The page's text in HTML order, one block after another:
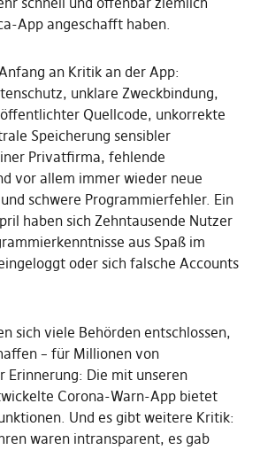
App angeschafft haben.
an Kritik an der App:
unklare Zweckbindung,
Quellcode, unkorrekte
Speicherung sensibler
Privatfirma, fehlende
vor allem immer wieder neue
schwere Programmierfehler. Ein
haben sich Zehntausende Nutzer
aus Spaß im
oder sich falsche Accounts
sich viele Behörden entschlossen,
– für Millionen von
Erinnerung: Die mit unseren
Corona-Warn-App bietet
Und es gibt weitere Kritik:
waren intransparent, es gab